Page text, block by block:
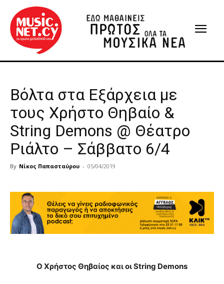
Βόλτα στα Εξάρχεια με
τους Χρήστο Θηβαίο &
String Demons @ Θέατρο
Ριάλτο – Σάββατο 6/4
By Νίκος Παπασταύρου - 05/04/2019
Ο Χρήστος Θηβαίος και οιString Demons